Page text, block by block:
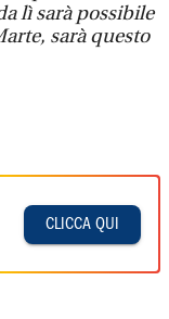
lì sarà possibile
sarà questo
CLICCA QUI